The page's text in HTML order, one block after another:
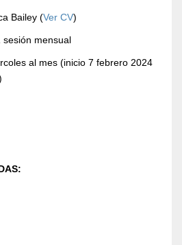
Bailey (Ver CV)
sesión mensual
al mes (inicio 7 febrero 2024